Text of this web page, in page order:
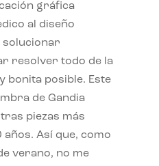
gráfica
al diseño
solucionar
resolver todo de la
bonita posible. Este
de Gandia
piezas más
Así que, como
verano, no me